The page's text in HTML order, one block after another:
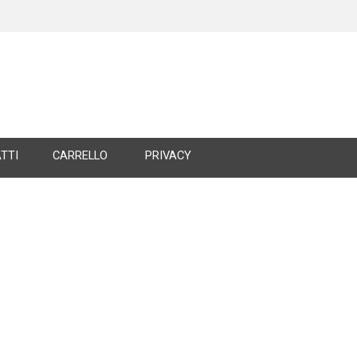
CARRELLO PRIVACY